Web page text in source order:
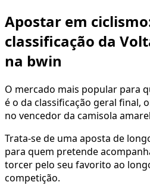
Apostar em
classificação da
na bwin
O mercado mais popular para
é o da classificação geral final,
no vencedor da camisola
Trata-se de uma aposta de
para quem pretende
torcer pelo seu favorito ao
competição.